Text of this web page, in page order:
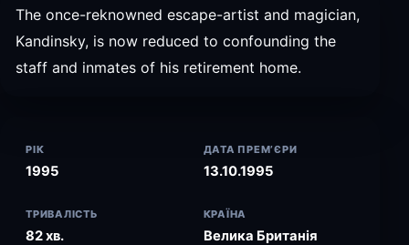
The once-reknowned escape-artist and magician,
Kandinsky, is now reduced to confounding the
staff and inmates of his retirement home.
РІК
1995
ДАТА ПРЕМ’ЄРИ
13.10.1995
ТРИВАЛІСТЬ
82 хв.
КРАЇНА
Велика Британія